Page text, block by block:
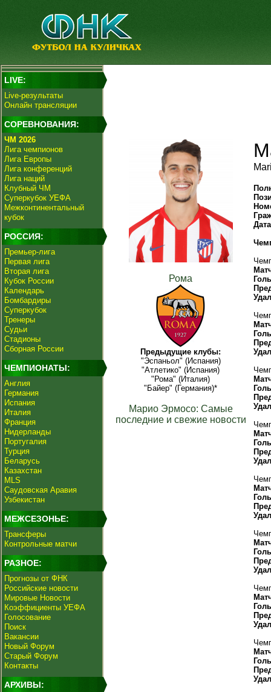
LIVE:
Live-результаты
Онлайн трансляции
СОРЕВНОВАНИЯ:
ЧМ 2026
Лига чемпионов
Лига Европы
Лига конференций
Лига наций
Клубный ЧМ
Суперкубок УЕФА
Межконтинентальный
кубок
РОССИЯ:
Премьер-лига
Первая лига
Вторая лига
Кубок России
Календарь
Бомбардиры
Суперкубок
Тренеры
Судьи
Стадионы
Сборная России
ЧЕМПИОНАТЫ:
Англия
Германия
Испания
Италия
Франция
Нидерланды
Португалия
Турция
Беларусь
Казахстан
MLS
Саудовская Аравия
Узбекистан
МЕЖСЕЗОНЬЕ:
Трансферы
Контрольные матчи
РАЗНОЕ:
Прогнозы от ФНК
Российские новости
Мировые Новости
Коэффициенты УЕФА
Голосование
Поиск
Вакансии
Новый Форум
Старый Форум
Контакты
АРХИВЫ:
Рома
Предыдущие клубы:
"Эспаньол" (Испания)
"Атлетико" (Испания)
"Рома" (Италия)
"Байер" (Германия)*
Марио Эрмосо: Самые
последние и свежие новости